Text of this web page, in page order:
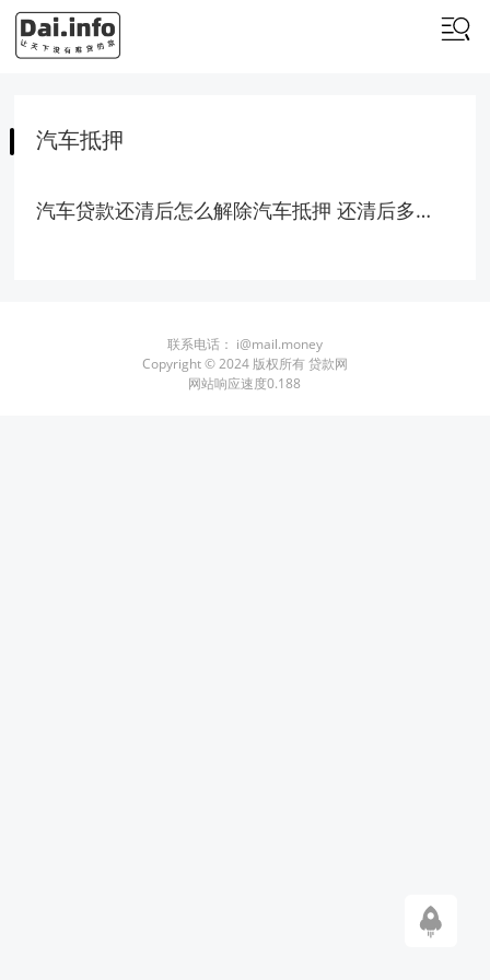
汽车抵押
汽车贷款还清后怎么解除汽车抵押 还清后多久可以解除抵押
联系电话： i@mail.money
Copyright © 2024 版权所有 贷款网
网站响应速度0.188